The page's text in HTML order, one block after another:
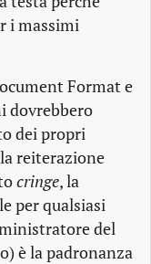
i massimi
Format e
dovrebbero
dei propri
reiterazione
cringe, la
per qualsiasi
del
è la padronanza